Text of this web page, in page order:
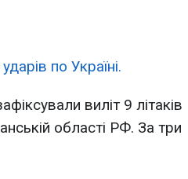
по Україні.
виліт 9 літаків
області РФ. За три